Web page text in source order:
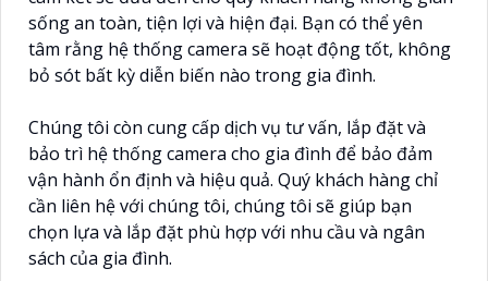
sống an toàn, tiện lợi và hiện đại. Bạn có thể yên
tâm rằng hệ thống camera sẽ hoạt động tốt, không
bỏ sót bất kỳ diễn biến nào trong gia đình.
Chúng tôi còn cung cấp dịch vụ tư vấn, lắp đặt và
bảo trì hệ thống camera cho gia đình để bảo đảm
vận hành ổn định và hiệu quả. Quý khách hàng chỉ
cần liên hệ với chúng tôi, chúng tôi sẽ giúp bạn
chọn lựa và lắp đặt phù hợp với nhu cầu và ngân
sách của gia đình.